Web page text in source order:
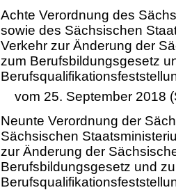
Achte Verordnung des
sowie des Sächsischen
Verkehr zur Änderung der
zum Berufsbildungsgesetz
vom 25. September 2018
Neunte Verordnung der
Sächsischen
zur Änderung der
Berufsbildungsgesetz und